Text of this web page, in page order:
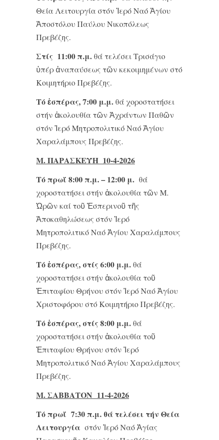
Θεία Λειτουργία στόν Ἱερό Ναό Ἁγίου
Ἀποστόλου Παύλου Νικοπόλεως
Πρεβέζης.
Στίς 11:00 π.μ.θά τελέσει Τρισάγιο
ὑπέρ ἀναπαύσεως τῶν κεκοιμημένων στό
Κοιμητήριο Πρεβέζης.
Τό ἑσπέρας, 7:00 μ.μ.θά χοροστατήσει
στήν ἀκολουθία τῶν Ἀχράντων Παθῶν
στόν Ἱερό Μητροπολιτικό Ναό Ἁγίου
Χαραλάμπους Πρεβέζης.
Μ. ΠΑΡΑΣΚΕΥΗ 10-4-2026
Τό πρωΐ 8:00 π.μ. – 12:00 μ. θά
χοροστατήσει στήν ἀκολουθία τῶν Μ.
Ὡρῶν καί τοῦ Ἑσπερινοῦ τῆς
Ἀποκαθηλώσεως στόν Ἱερό
Μητροπολιτικό Ναό Ἁγίου Χαραλάμπους
Πρεβέζης.
Τό ἑσπέρας, στίς 6:00 μ.μ.θά
χοροστατήσει στήν ἀκολουθία τοῦ
Ἐπιταφίου Θρήνου στόν Ἱερό Ναό Ἁγίου
Χριστοφόρου στό Κοιμητήριο Πρεβέζης.
Τό ἑσπέρας, στίς 8:00 μ.μ.θά
χοροστατήσει στήν ἀκολουθία τοῦ
Ἐπιταφίου Θρήνου στόν Ἱερό
Μητροπολιτικό Ναό Ἁγίου Χαραλάμπους
Πρεβέζης.
Μ. ΣΑΒΒΑΤΟΝ 11-4-2026
Τό πρωΐ 7:30 π.μ. θά τελέσει τήν Θεία
Λειτουργία στόν Ἱερό Ναό Ἁγίας